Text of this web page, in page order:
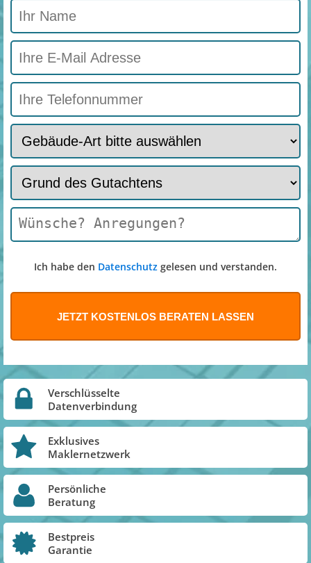
Ich habe den Datenschutz gelesen und verstanden.
Verschlüsselte
Datenverbindung
Exklusives
Maklernetzwerk
Persönliche
Beratung
Bestpreis
Garantie